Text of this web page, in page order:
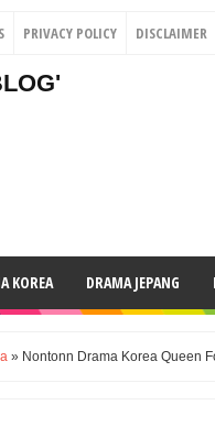
PRIVACY POLICY DISCLAIMER
KOREA DRAMA JEPANG
» Nontonn Drama Korea Queen